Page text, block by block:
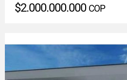
$2.000.000.000 COP